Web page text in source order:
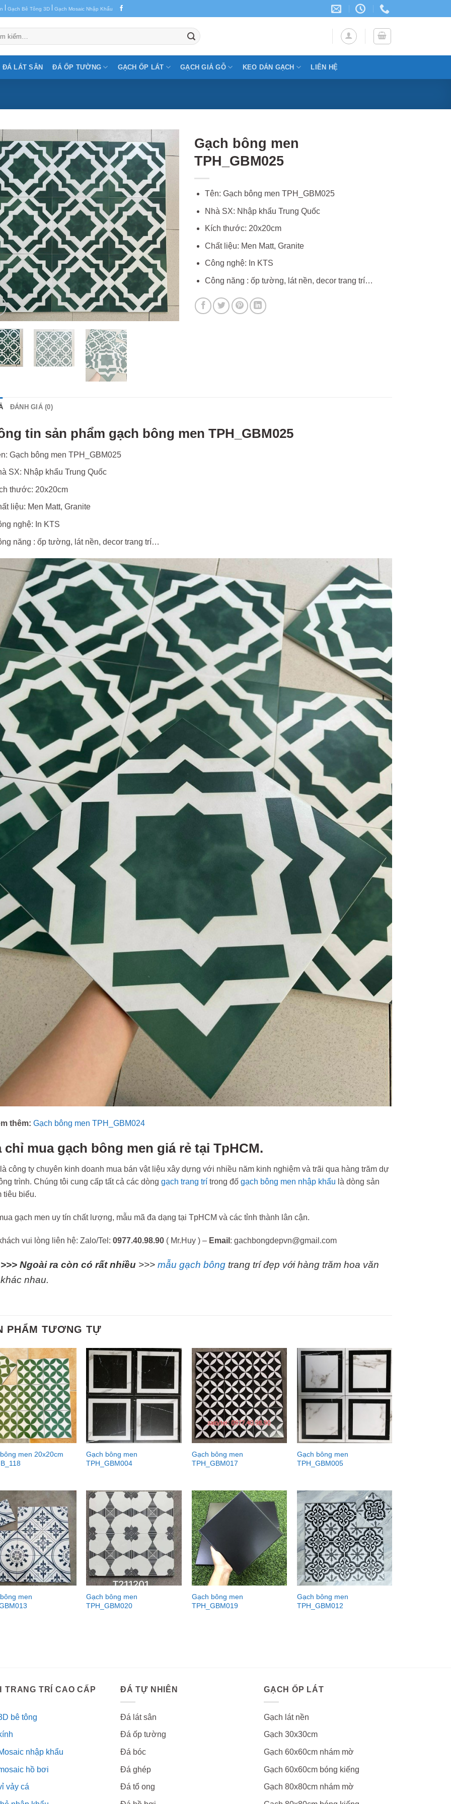
| Gạch Bê Tông 3D | Gạch Mosaic Nhập Khẩu
ĐÁ LÁT SÂN ĐÁ ỐP TƯỜNG GẠCH ỐP LÁT GẠCH GIẢ GỖ KEO DÁN GẠCH LIÊN HỆ
Gạch bông men
TPH_GBM025
Tên: Gạch bông men TPH_GBM025
Nhà SX: Nhập khẩu Trung Quốc
Kích thước: 20x20cm
Chất liệu: Men Matt, Granite
Công nghệ: In KTS
Công năng : ốp tường, lát nền, decor trang trí…
ĐÁNH GIÁ (0)
tin sản phẩm gạch bông men TPH_GBM025
Gạch bông men TPH_GBM025
SX: Nhập khẩu Trung Quốc
thước: 20x20cm
liệu: Men Matt, Granite
nghệ: In KTS
năng : ốp tường, lát nền, decor trang trí…
thêm: Gạch bông men TPH_GBM024
chỉ mua gạch bông men giá rẻ tại TpHCM.
công ty chuyên kinh doanh mua bán vật liệu xây dựng với nhiều năm kinh nghiệm và trãi qua hàng trăm dự
trình. Chúng tôi cung cấp tất cả các dòng gạch trang trí trong đố gạch bông men nhập khẩu là dòng sản
tiêu biểu.
gạch men uy tín chất lượng, mẫu mã đa dạng tại TpHCM và các tỉnh thành lân cận.
vui lòng liên hệ: Zalo/Tel: 0977.40.98.90 ( Mr.Huy ) – Email : gachbongdepvn@gmail.com
>>> Ngoài ra còn có rất nhiều >>> mẫu gạch bôngtrang trí đẹp với hàng trăm hoa văn
khác nhau.
PHẨM TƯƠNG TỰ
men 20x20cm
Gạch bông men
TPH_GBM004
Gạch bông men
TPH_GBM017
Gạch bông men
TPH_GBM005
men
Gạch bông men
TPH_GBM020
Gạch bông men
TPH_GBM019
Gạch bông men
TPH_GBM012
TRANG TRÍ CAO CẤP
bê tông
nhập khẩu
hồ bơi
vảy cá
ĐÁ TỰ NHIÊN
Đá lát sân
Đá ốp tường
Đá bóc
Đá ghép
Đá tổ ong
GẠCH ỐP LÁT
Gạch lát nền
Gạch 30x30cm
Gạch 60x60cm nhám mờ
Gạch 60x60cm bóng kiếng
Gạch 80x80cm nhám mờ